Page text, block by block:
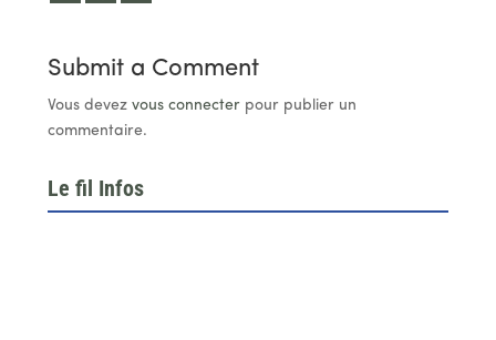
Submit a Comment
Vous devez vous connecterpour publier un
commentaire.
Le fil Infos